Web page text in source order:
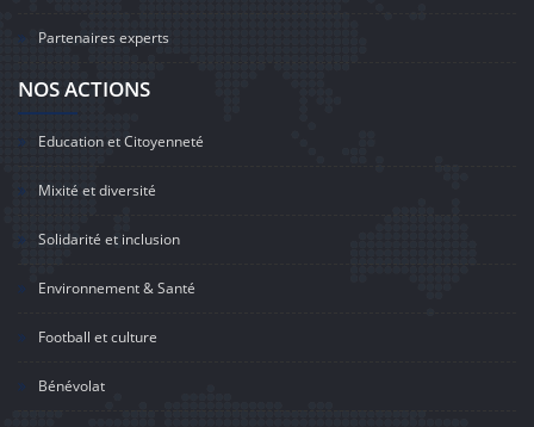
Partenaires experts
NOS ACTIONS
Education et Citoyenneté
Mixité et diversité
Solidarité et inclusion
Environnement & Santé
Football et culture
Bénévolat